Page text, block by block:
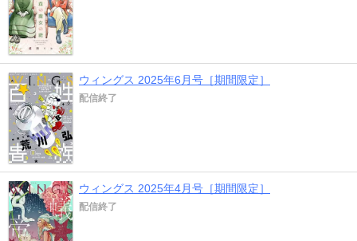
ウィングス 2025年6月号［期間限定］
配信終了
ウィングス 2025年4月号［期間限定］
配信終了